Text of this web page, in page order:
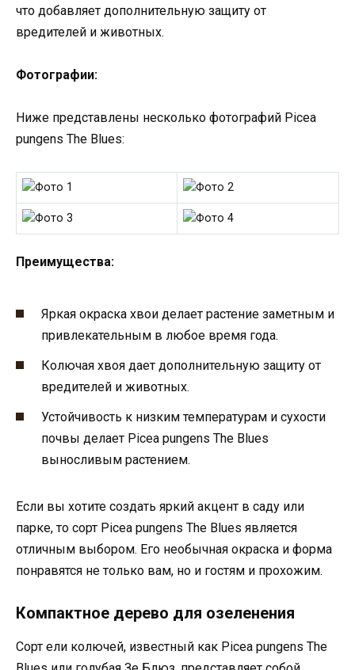
что добавляет дополнительную защиту от
вредителей и животных.
Фотографии:
Ниже представлены несколько фотографий Picea
pungens The Blues:
Преимущества:
Яркая окраска хвои делает растение заметным и
привлекательным в любое время года.
Колючая хвоя дает дополнительную защиту от
вредителей и животных.
Устойчивость к низким температурам и сухости
почвы делает Picea pungens The Blues
выносливым растением.
Если вы хотите создать яркий акцент в саду или
парке, то сорт Picea pungens The Blues является
отличным выбором. Его необычная окраска и форма
понравятся не только вам, но и гостям и прохожим.
Компактное дерево для озеленения
Сорт ели колючей, известный как Picea pungens The